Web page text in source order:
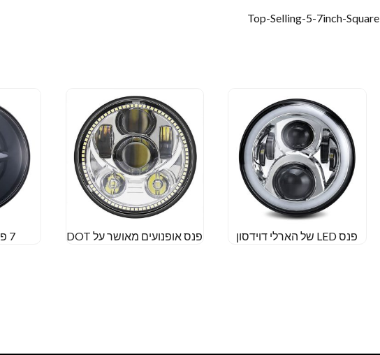
7 פנס אופנוע אינץ ' פנס אופנועים מאושר על DOT פנס LED של הארלי דוידסון